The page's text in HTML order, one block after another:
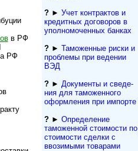
в РФ
РФ
?► Учет контрактов и
кре­дит­ных договоров в
упол­номоченных банках
?► Таможенные риски и
проблемы при ведении
ВЭД
?► Документы и све­де­
ния для та­мо­жен­но­го
офор­м­ле­ния при импорте
?► Определение
таможенной стоимости по
стоимости сделки с
ввозимыми товарами